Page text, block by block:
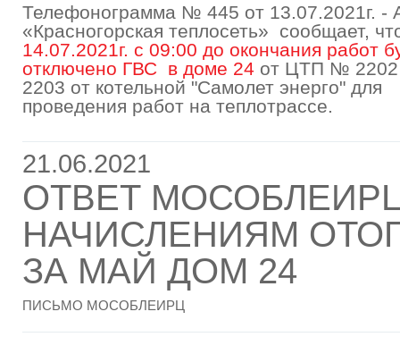
Телефонограмма № 445 от 13.07.2021г. -
«Красногорская теплосеть» сообщает,
14.07.2021г. с 09:00 до окончания работ
отключено ГВС в доме 24 от ЦТП №
2203 от котельной "Самолет энерго" для
проведения работ на теплотрассе.
21.06.2021
ОТВЕТ
НАЧИСЛЕНИЯМ
ЗА МАЙ ДОМ 24
ПИСЬМО МОСОБЛЕИРЦ